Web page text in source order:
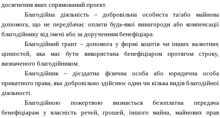
досягнення яких спрямований проект.
Благодійна діяльність – добровільна особиста та/або майнова
допомога, що не передбачає оплати будь-якої винагороди або компенсації
благодійнику від імені або за дорученням бенефіціара.
Благодійний грант –допомога у формі коштів чи інших валютних
цінностей, яка має бути використана бенефіціаром протягом строку,
визначеного благодійником.
Благодійник– дієздатна фізична особа або юридична особа
приватного права, яка добровільно здійснює один чи кілька видів благодійної
діяльності.
Благодійною пожертвою визнається безоплатна передача
бенефіціарам у власність речей, грошей, іншого майна, майнових прав